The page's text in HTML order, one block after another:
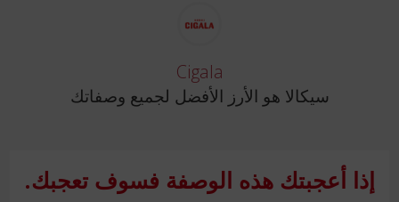
Cigala
سيكالا هو الأرز الأفضل لجميع وصفاتك
إذا أعجبتك هذه الوصفة فسوف تعجبك.